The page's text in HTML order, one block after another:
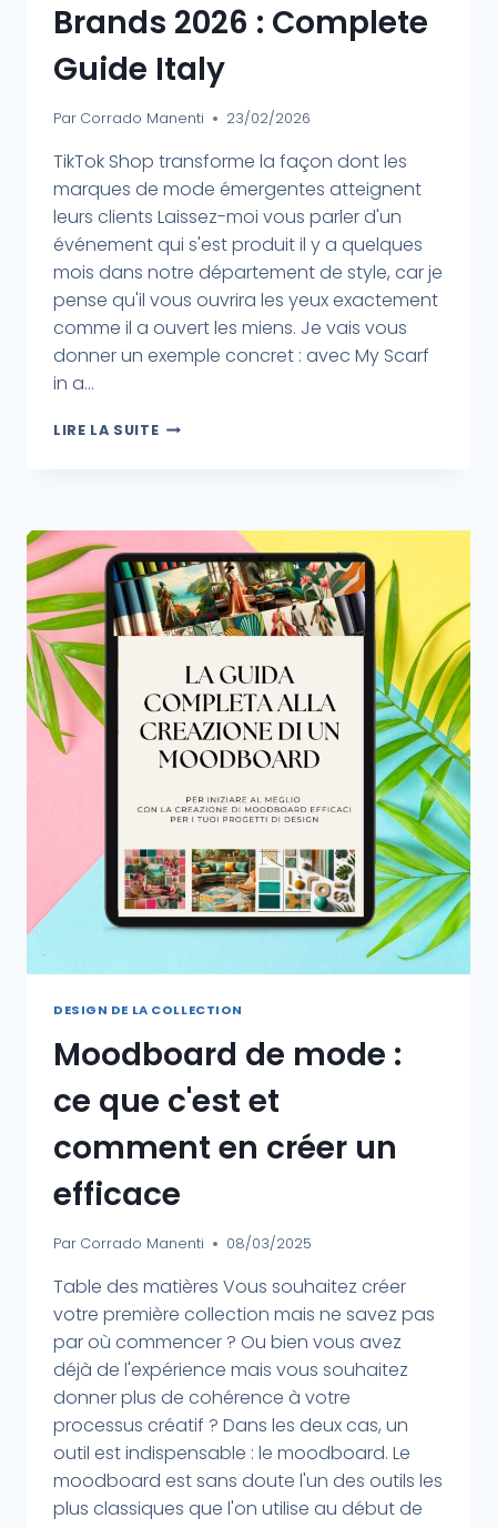
Brands 2026 : Complete
Guide Italy
Par Corrado Manenti 23/02/2026
TikTok Shop transforme la façon dont les
marques de mode émergentes atteignent
leurs clients Laissez-moi vous parler d'un
événement qui s'est produit il y a quelques
mois dans notre département de style, car je
pense qu'il vous ouvrira les yeux exactement
comme il a ouvert les miens. Je vais vous
donner un exemple concret : avec My Scarf
in a...
LIRE LA SUITE
DESIGN DE LA COLLECTION
Moodboard de mode :
ce que c'est et
comment en créer un
efficace
Par Corrado Manenti 08/03/2025
Table des matières Vous souhaitez créer
votre première collection mais ne savez pas
par où commencer ? Ou bien vous avez
déjà de l'expérience mais vous souhaitez
donner plus de cohérence à votre
processus créatif ? Dans les deux cas, un
outil est indispensable : le moodboard. Le
moodboard est sans doute l'un des outils les
plus classiques que l'on utilise au début de